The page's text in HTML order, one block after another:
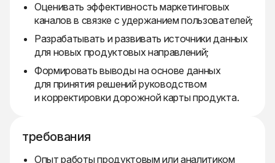
Оценивать эффективность маркетинговых
каналов в связке с удержанием пользователей;
Разрабатывать и развивать источники данных
для новых продуктовых направлений;
Формировать выводы на основе данных
для принятия решений руководством
и корректировки дорожной карты продукта.
требования
Опыт работы продуктовым или аналитиком